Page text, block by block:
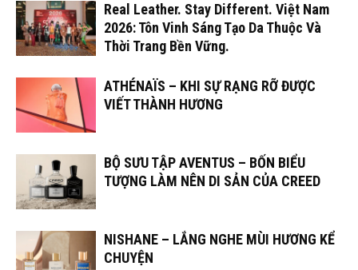
Real Leather. Stay Different. Việt Nam
2026: Tôn Vinh Sáng Tạo Da Thuộc Và
Thời Trang Bền Vững.
ATHÉNAÏS – KHI SỰ RẠNG RỠ ĐƯỢC
VIẾT THÀNH HƯƠNG
BỘ SƯU TẬP AVENTUS – BỐN BIỂU
TƯỢNG LÀM NÊN DI SẢN CỦA CREED
NISHANE – LẮNG NGHE MÙI HƯƠNG KỂ
CHUYỆN